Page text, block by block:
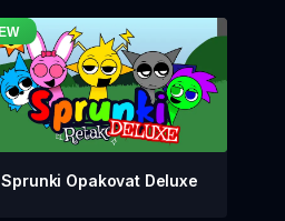
Sprunki Opakovat Deluxe